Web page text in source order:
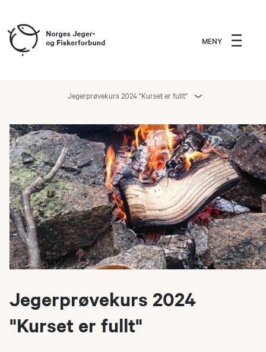
MENY
Jegerprøvekurs 2024 "Kurset er fullt"
Jegerprøvekurs 2024
"Kurset er fullt"